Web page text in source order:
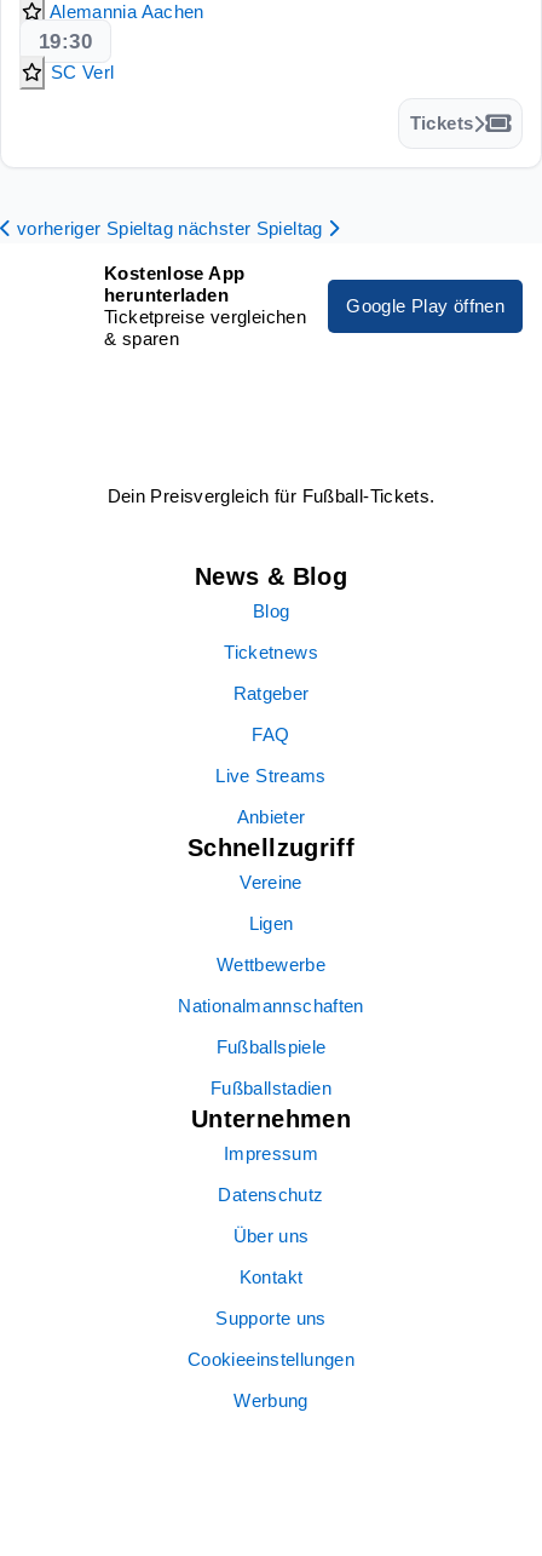
Alemannia Aachen
19:30
SC Verl
Tickets
vorheriger Spieltag nächster Spieltag
Kostenlose App
herunterladen
Ticketpreise vergleichen
& sparen
Google Play öffnen
Dein Preisvergleich für Fußball-Tickets.
News & Blog
Blog
Ticketnews
Ratgeber
FAQ
Live Streams
Anbieter
Schnellzugriff
Vereine
Ligen
Wettbewerbe
Nationalmannschaften
Fußballspiele
Fußballstadien
Unternehmen
Impressum
Datenschutz
Über uns
Kontakt
Supporte uns
Cookieeinstellungen
Werbung